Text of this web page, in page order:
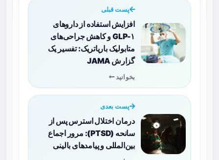
پست قبلی
افزایش استفاده از داروهای
GLP-۱ و کاهش جراحی‌های
متابولیک باریاتریک: تفسیر یک
گزارش JAMA
بخوانید
پست بعدی
درمان اختلال استرس پس از
سانحه (PTSD): مرور اجماع
بین‌المللی و پیامدهای بالینی